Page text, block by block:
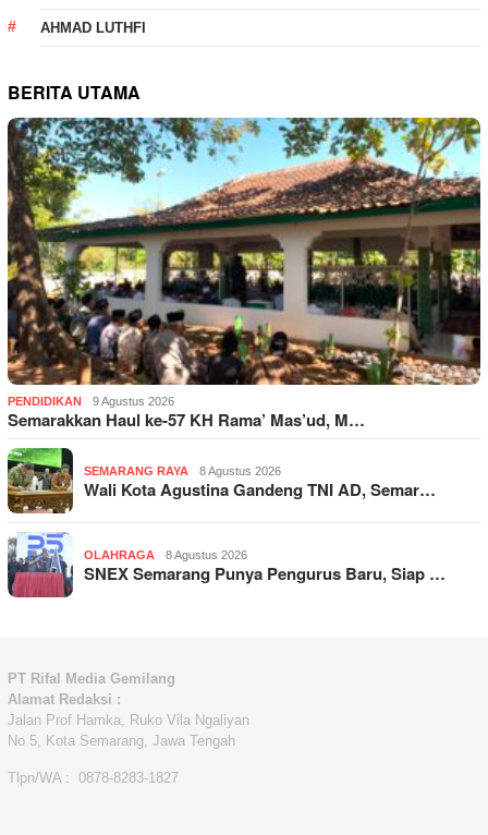
AHMAD LUTHFI
BERITA UTAMA
PENDIDIKAN 9 Agustus 2026
Semarakkan Haul ke-57 KH Rama’ Mas’ud, M…
SEMARANG RAYA 8 Agustus 2026
Wali Kota Agustina Gandeng TNI AD, Semar…
OLAHRAGA 8 Agustus 2026
SNEX Semarang Punya Pengurus Baru, Siap …
PT Rifal Media Gemilang
Alamat Redaksi :
Jalan Prof Hamka, Ruko Vila Ngaliyan
No 5, Kota Semarang, Jawa Tengah
Tlpn/WA : 0878-8283-1827